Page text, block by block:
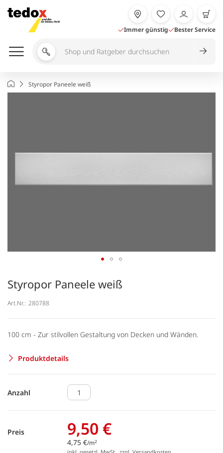
Inhalt
springen
Immer günstig Bester Service
Shop
durchsuchen
StartseiteStyropor Paneele weiß
Styropor Paneele weiß
Art.Nr.: 280788
100 cm - Zur stilvollen Gestaltung von Decken und Wänden.
Produktdetails
Anzahl
Preis 9,50 €
4,75 €/m2